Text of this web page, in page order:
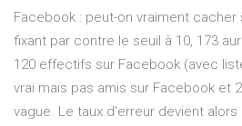
Facebook : peut-on vraiment cacher
fixant par contre le seuil à 10, 173
120 effectifs sur Facebook (avec
vrai mais pas amis sur Facebook et
vague. Le taux d'erreur devient alors